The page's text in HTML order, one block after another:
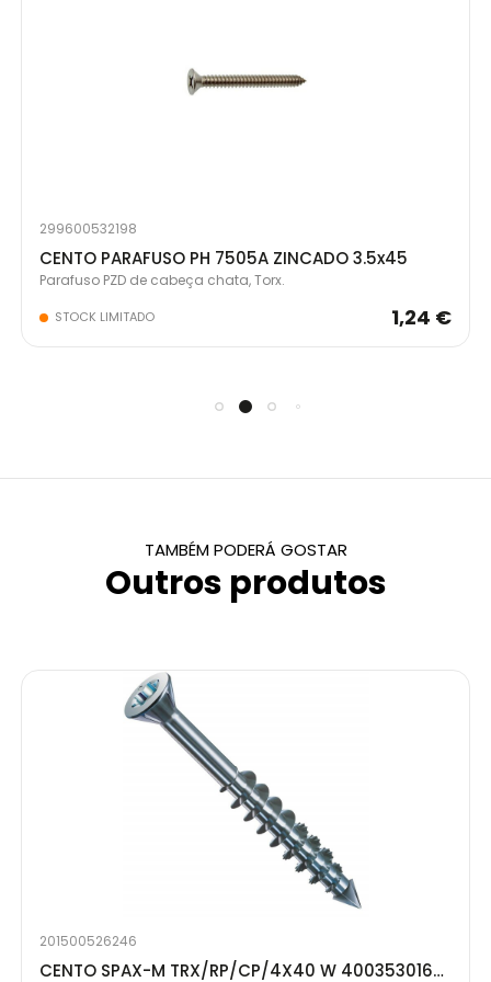
299600532198
CENTO PARAFUSO PH 7505A ZINCADO 3.5x45
Parafuso PZD de cabeça chata, Torx.
STOCK LIMITADO 1,24 €
TAMBÉM PODERÁ GOSTAR
Outros produtos
201500526246
CENTO SPAX-M TRX/RP/CP/4X40 W 4003530168468